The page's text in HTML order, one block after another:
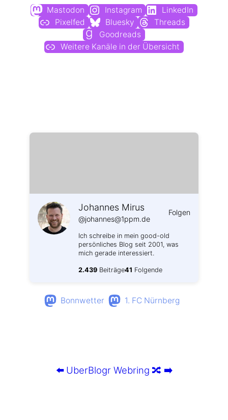
Mastodon Instagram
LinkedIn
Pixelfed
Bluesky
Threads
Goodreads
Weitere Kanäle in der Übersicht
Johannes Mirus
@johannes@1ppm.de
Folgen
Ich schreibe in mein good-old
persönliches Blog seit 2001, was
mich gerade interessiert.
2.439 Beiträge41 Folgende
Bonnwetter 1. FC Nürnberg
⬅️ UberBlogr Webring 🔀 ➡️